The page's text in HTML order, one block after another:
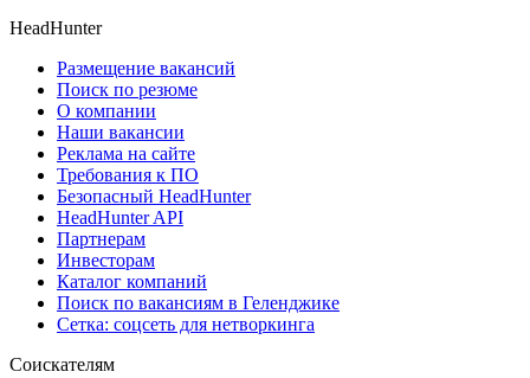
HeadHunter
Размещение вакансий
Поиск по резюме
О компании
Наши вакансии
Реклама на сайте
Требования к ПО
Безопасный HeadHunter
HeadHunter API
Партнерам
Инвесторам
Каталог компаний
Поиск по вакансиям в Геленджике
Сетка: соцсеть для нетворкинга
Соискателям